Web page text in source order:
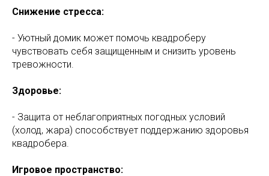
Снижение стресса:
- Уютный домик может помочь квадроберу
чувствовать себя защищенным и снизить уровень
тревожности.
Здоровье:
- Защита от неблагоприятных погодных условий
(холод, жара) способствует поддержанию здоровья
квадробера.
Игровое пространство: